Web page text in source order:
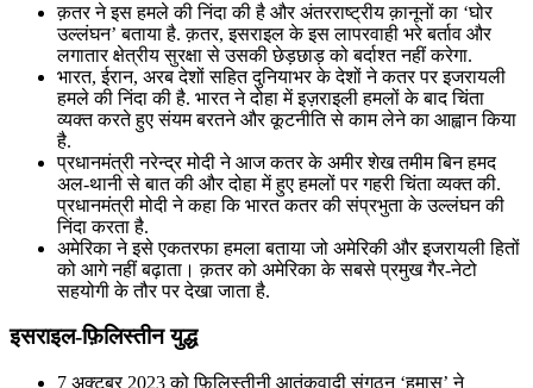
क़तर ने इस हमले की निंदा की है और अंतरराष्ट्रीय क़ानूनों का ‘घोर
उल्लंघन’ बताया है. क़तर, इसराइल के इस लापरवाही भरे बर्ताव और
लगातार क्षेत्रीय सुरक्षा से उसकी छेड़छाड़ को बर्दाश्त नहीं करेगा.
भारत, ईरान, अरब देशों सहित दुनियाभर के देशों ने कतर पर इजरायली
हमले की निंदा की है. भारत ने दोहा में इज़राइली हमलों के बाद चिंता
व्यक्त करते हुए संयम बरतने और कूटनीति से काम लेने का आह्वान किया
है.
प्रधानमंत्री नरेन्‍द्र मोदी ने आज कतर के अमीर शेख तमीम बिन हमद
अल-थानी से बात की और दोहा में हुए हमलों पर गहरी चिंता व्यक्त की.
प्रधानमंत्री मोदी ने कहा कि भारत कतर की संप्रभुता के उल्लंघन की
निंदा करता है.
अमेरिका ने इसे एकतरफा हमला बताया जो अमेरिकी और इजरायली हितों
को आगे नहीं बढ़ाता। क़तर को अमेरिका के सबसे प्रमुख गैर-नेटो
सहयोगी के तौर पर देखा जाता है.
इसराइल-फ़िलिस्तीन युद्ध
7 अक्टूबर 2023 को फ़िलिस्तीनी आतंकवादी संगठन ‘हमास’ ने